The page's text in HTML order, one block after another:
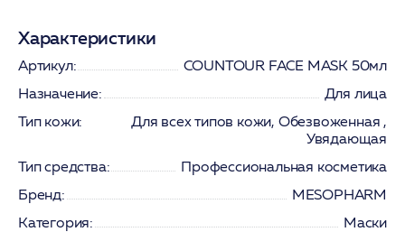
Характеристики
Артикул:
COUNTOUR FACE MASK 50мл
Назначение:
Для лица
Тип кожи:
Для всех типов кожи, Обезвоженная ,
Увядающая
Тип средства:
Профессиональная косметика
Бренд:
MESOPHARM
Категория:
Маски